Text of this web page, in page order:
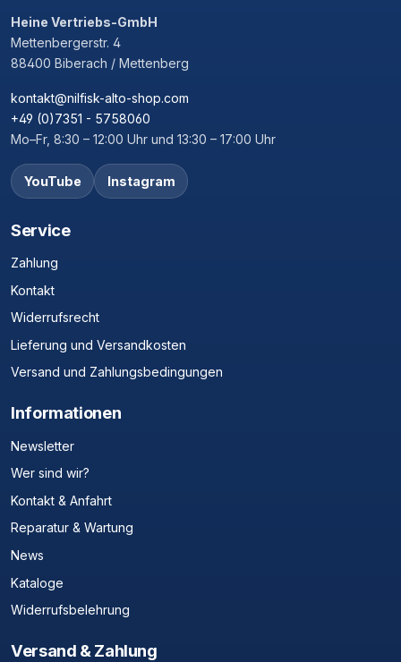
Heine Vertriebs-GmbH
Mettenbergerstr. 4
88400 Biberach / Mettenberg
kontakt@nilfisk-alto-shop.com
+49 (0)7351 - 5758060
Mo–Fr, 8:30 – 12:00 Uhr und 13:30 – 17:00 Uhr
YouTube Instagram
Service
Zahlung
Kontakt
Widerrufsrecht
Lieferung und Versandkosten
Versand und Zahlungsbedingungen
Informationen
Newsletter
Wer sind wir?
Kontakt & Anfahrt
Reparatur & Wartung
News
Kataloge
Widerrufsbelehrung
Versand & Zahlung